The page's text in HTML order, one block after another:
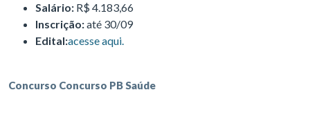
Salário: R$ 4.183,66
Inscrição:até 30/09
Edital:acesse aqui.
Concurso Concurso PB Saúde